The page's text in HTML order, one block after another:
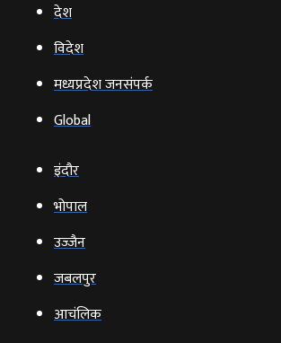
देश
विदेश
मध्यप्रदेश जनसंपर्क
Global
इंदौर
भोपाल
उज्‍जैन
जबलपुर
आचंलिक